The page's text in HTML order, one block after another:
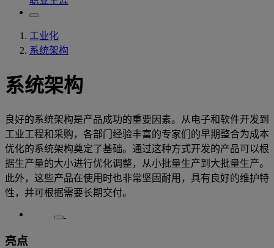
工业化
系统架构
系统架构
良好的系统架构是产品成功的重要因素。从电子和软件开发到
工业工程和采购，各部门经验丰富的专家们的早期整合为成本
优化的系统架构奠定了基础。通过这种方式开发的产品可以根
据生产量的大小进行优化调整，从小批量生产到大批量生产。
此外，这些产品在使用时也非常坚固耐用，具有良好的维护特
性，并可根据需要长期交付。
亮点